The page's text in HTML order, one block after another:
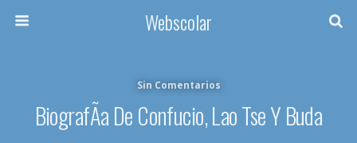
Webscolar
Sin Comentarios
BiografÃ­a De Confucio, Lao Tse Y Buda